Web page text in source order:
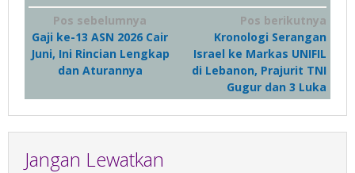
Navigasi
pos
Pos sebelumnya
Gaji ke-13 ASN 2026 Cair
Juni, Ini Rincian Lengkap
dan Aturannya
Pos berikutnya
Kronologi Serangan
Israel ke Markas UNIFIL
di Lebanon, Prajurit TNI
Gugur dan 3 Luka
Jangan Lewatkan